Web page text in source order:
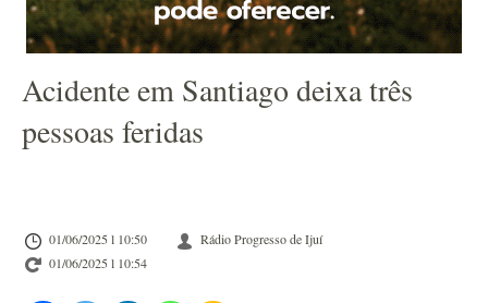
Acidente em Santiago deixa três
pessoas feridas
01/06/2025 l 10:50
Rádio Progresso de Ijuí
01/06/2025 l 10:54